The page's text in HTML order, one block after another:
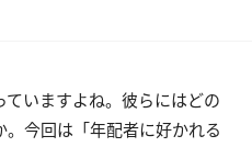
いますよね。彼らにはどの
今回は「年配者に好かれる